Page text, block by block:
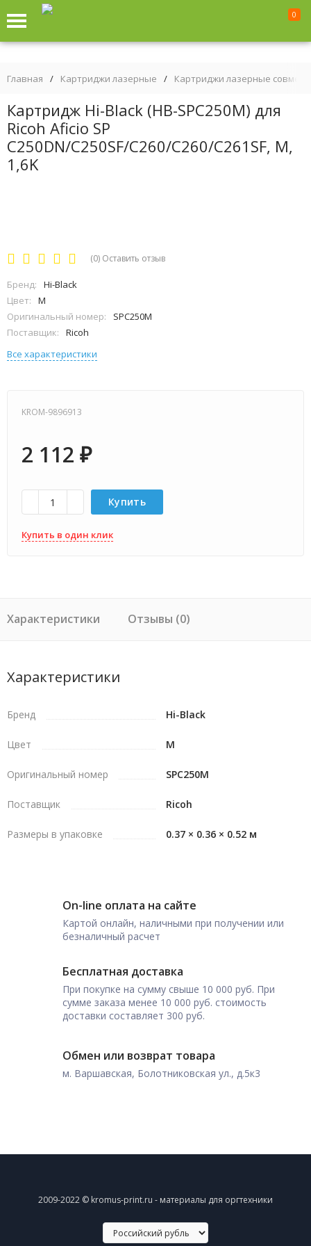
0
Главная / Картриджи лазерные / Картриджи лазерные
Картридж Hi-Black (HB-SPC250M) для
Ricoh Aficio SP
C250DN/C250SF/C260/C260/C261SF, M,
1,6K
(0) Оставить отзыв
Бренд:
Hi-Black
Цвет:
M
Оригинальный номер:
SPC250M
Поставщик:
Ricoh
Все характеристики
KROM-9896913
2 112 ₽
Купить
Купить в один клик
Характеристики Отзывы (0)
Характеристики
Бренд Hi-Black
Цвет M
Оригинальный номер SPC250M
Поставщик Ricoh
Размеры в упаковке 0.37 × 0.36 × 0.52 м
On-line оплата на сайте
Картой онлайн, наличными при получении или
безналичный расчет
Бесплатная доставка
При покупке на сумму свыше 10 000 руб. При
сумме заказа менее 10 000 руб. стоимость
доставки составляет 300 руб.
Обмен или возврат товара
м. Варшавская, Болотниковская ул., д.5к3
2009-2022 © kromus-print.ru - материалы для оргтехники